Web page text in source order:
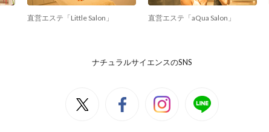
直営エステ「Little Salon」 直営エステ「aQua Salon」
ナチュラルサイエンスのSNS